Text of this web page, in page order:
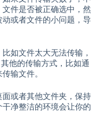
件是否被正确选中，然
或者文件的小问题，导
如文件太大无法传输，
他的传输方式，比如通
输文件。
或者其他文件夹，保持
净整洁的环境会让你的